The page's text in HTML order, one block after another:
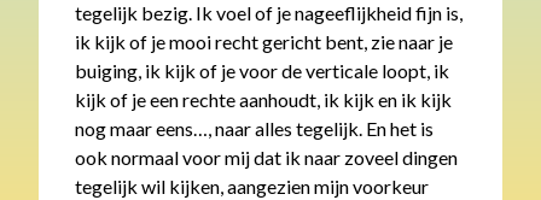
tegelijk bezig. Ik voel of je nageeflijkheid fijn is,
ik kijk of je mooi recht gericht bent, zie naar je
buiging, ik kijk of je voor de verticale loopt, ik
kijk of je een rechte aanhoudt, ik kijk en ik kijk
nog maar eens…, naar alles tegelijk. En het is
ook normaal voor mij dat ik naar zoveel dingen
tegelijk wil kijken, aangezien mijn voorkeur